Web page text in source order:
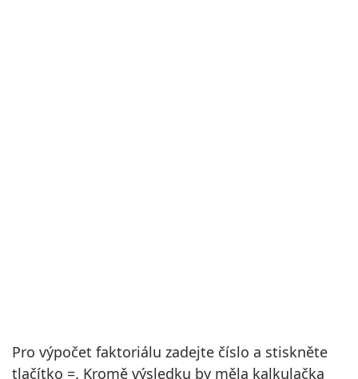
Pro výpočet faktoriálu zadejte číslo a stiskněte
tlačítko =. Kromě výsledku by měla kalkulačka